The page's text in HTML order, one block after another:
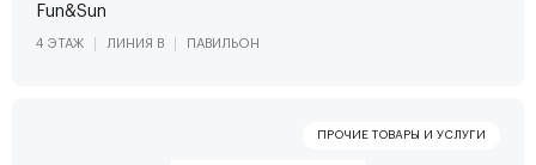
Fun&Sun
4 ЭТАЖ ЛИНИЯ В ПАВИЛЬОН